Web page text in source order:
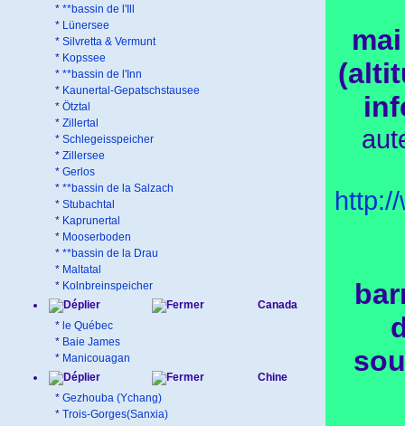
* **bassin de l'Ill
* Lünersee
* Silvretta & Vermunt
* Kopssee
* **bassin de l'Inn
* Kaunertal-Gepatschstausee
* Ötztal
* Zillertal
* Schlegeisspeicher
* Zillersee
* Gerlos
* **bassin de la Salzach
* Stubachtal
* Kaprunertal
* Mooserboden
* **bassin de la Drau
* Maltatal
* Kolnbreinspeicher
Canada
* le Québec
* Baie James
* Manicouagan
Chine
* Gezhouba (Ychang)
* Trois-Gorges(Sanxia)